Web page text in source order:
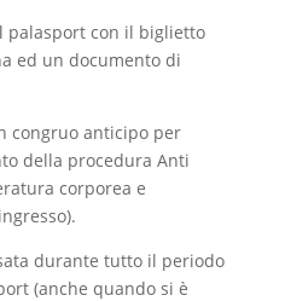
palasport con il biglietto
ed un documento di
congruo anticipo per
della procedura Anti
corporea e
durante tutto il periodo
(anche quando si è